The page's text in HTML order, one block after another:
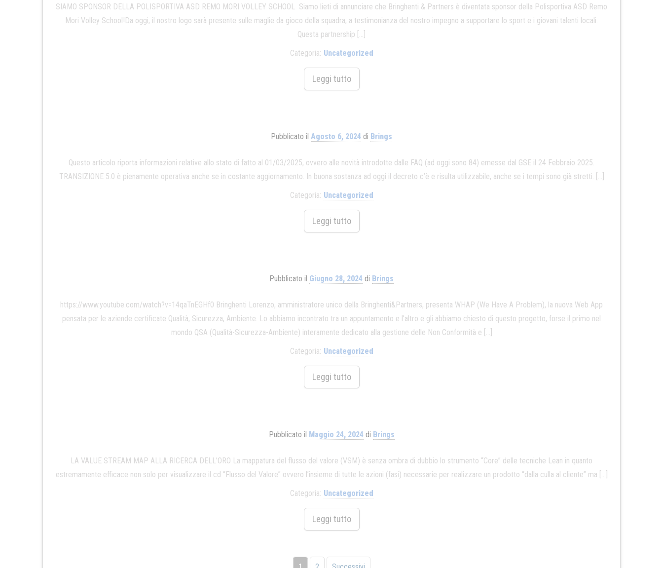
SIAMO SPONSOR DELLA POLISPORTIVA ASD REMO MORI VOLLEY SCHOOL Siamo lieti di annunciare che Bringhenti & Partners è diventata sponsor della Polisportiva ASD Remo
Mori Volley School!Da oggi, il nostro logo sarà presente sulle maglie da gioco della squadra, a testimonianza del nostro impegno a supportare lo sport e i giovani talenti locali.
Questa partnership […]
Categoria: Uncategorized
Leggi tutto
Pubblicato il Agosto 6, 2024 di Brings
Questo articolo riporta informazioni relative allo stato di fatto al 01/03/2025, ovvero alle novità introdotte dalle FAQ (ad oggi sono 84) emesse dal GSE il 24 Febbraio 2025.
TRANSIZIONE 5.0 è pienamente operativa anche se in costante aggiornamento. In buona sostanza ad oggi il decreto c’è e risulta utilizzabile, anche se i tempi sono già stretti. […]
Categoria: Uncategorized
Leggi tutto
Pubblicato il Giugno 28, 2024 di Brings
https://www.youtube.com/watch?v=14qaTnEGHf0 Bringhenti Lorenzo, amministratore unico della Bringhenti&Partners, presenta WHAP (We Have A Problem), la nuova Web App
pensata per le aziende certificate Qualità, Sicurezza, Ambiente. Lo abbiamo incontrato tra un appuntamento e l’altro e gli abbiamo chiesto di questo progetto, forse il primo nel
mondo QSA (Qualità-Sicurezza-Ambiente) interamente dedicato alla gestione delle Non Conformità e […]
Categoria: Uncategorized
Leggi tutto
Pubblicato il Maggio 24, 2024 di Brings
LA VALUE STREAM MAP ALLA RICERCA DELL’ORO La mappatura del flusso del valore (VSM) è senza ombra di dubbio lo strumento “Core” delle tecniche Lean in quanto
estremamente efficace non solo per visualizzare il cd “Flusso del Valore” ovvero l’insieme di tutte le azioni (fasi) necessarie per realizzare un prodotto “dalla culla al cliente” ma […]
Categoria: Uncategorized
Leggi tutto